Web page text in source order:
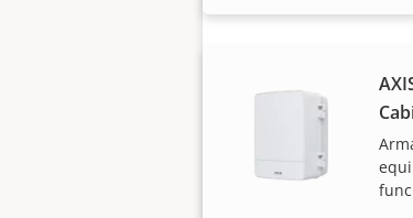
¿Quiere
productos Axis?